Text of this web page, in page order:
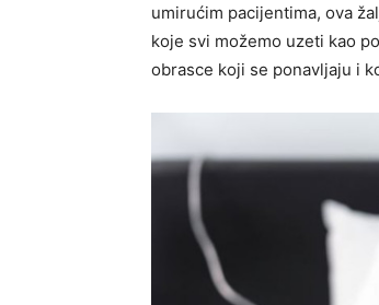
umirućim pacijentima, ova
koje svi možemo uzeti kao
obrasce koji se ponavljaju i